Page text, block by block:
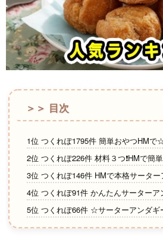
＞＞ 目次
1位 つくれぽ1795件 簡単おやつHMで
2位 つくれぽ226件 材料３つ❗HMで簡
3位 つくれぽ146件 HMで本格サーター
4位 つくれぽ91件 かんたんサーターア
5位 つくれぽ66件 ☆サーターアンダ